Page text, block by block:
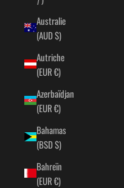
Australie
(AUD $)
Autriche
(EUR €)
Azerbaïdjan
(EUR €)
Bahamas
(BSD $)
Bahreïn
(EUR €)